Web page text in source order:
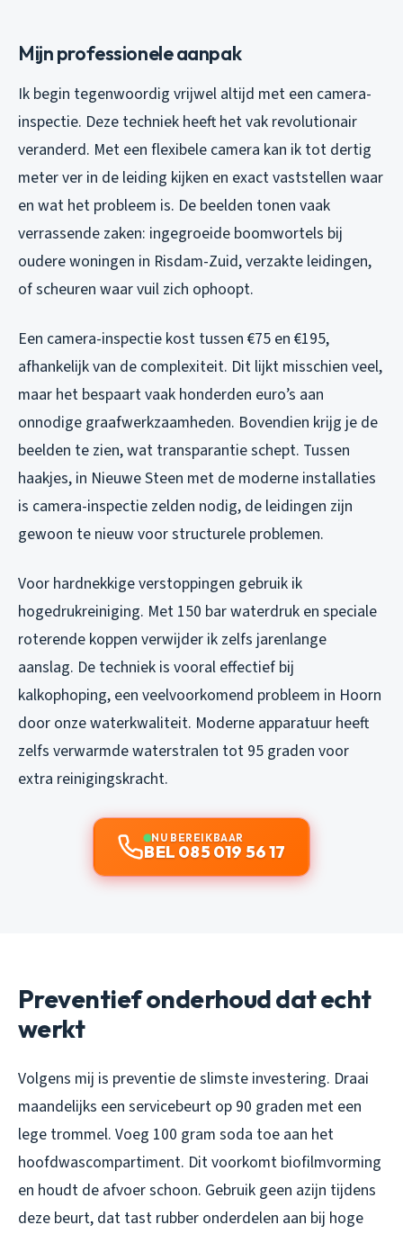
Mijn professionele aanpak
Ik begin tegenwoordig vrijwel altijd met een camera-
inspectie. Deze techniek heeft het vak revolutionair
veranderd. Met een flexibele camera kan ik tot dertig
meter ver in de leiding kijken en exact vaststellen waar
en wat het probleem is. De beelden tonen vaak
verrassende zaken: ingegroeide boomwortels bij
oudere woningen in Risdam-Zuid, verzakte leidingen,
of scheuren waar vuil zich ophoopt.
Een camera-inspectie kost tussen €75 en €195,
afhankelijk van de complexiteit. Dit lijkt misschien veel,
maar het bespaart vaak honderden euro’s aan
onnodige graafwerkzaamheden. Bovendien krijg je de
beelden te zien, wat transparantie schept. Tussen
haakjes, in Nieuwe Steen met de moderne installaties
is camera-inspectie zelden nodig, de leidingen zijn
gewoon te nieuw voor structurele problemen.
Voor hardnekkige verstoppingen gebruik ik
hogedrukreiniging. Met 150 bar waterdruk en speciale
roterende koppen verwijder ik zelfs jarenlange
aanslag. De techniek is vooral effectief bij
kalkophoping, een veelvoorkomend probleem in Hoorn
door onze waterkwaliteit. Moderne apparatuur heeft
zelfs verwarmde waterstralen tot 95 graden voor
extra reinigingskracht.
NU BEREIKBAAR
BEL 085 019 56 17
Preventief onderhoud dat echt
werkt
Volgens mij is preventie de slimste investering. Draai
maandelijks een servicebeurt op 90 graden met een
lege trommel. Voeg 100 gram soda toe aan het
hoofdwascompartiment. Dit voorkomt biofilmvorming
en houdt de afvoer schoon. Gebruik geen azijn tijdens
deze beurt, dat tast rubber onderdelen aan bij hoge